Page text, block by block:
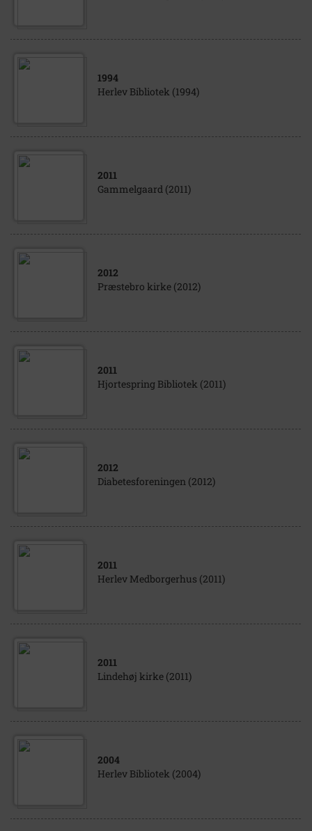
1994
Herlev Bibliotek (1994)
2011
Gammelgaard (2011)
2012
Præstebro kirke (2012)
2011
Hjortespring Bibliotek (2011)
2012
Diabetesforeningen (2012)
2011
Herlev Medborgerhus (2011)
2011
Lindehøj kirke (2011)
2004
Herlev Bibliotek (2004)